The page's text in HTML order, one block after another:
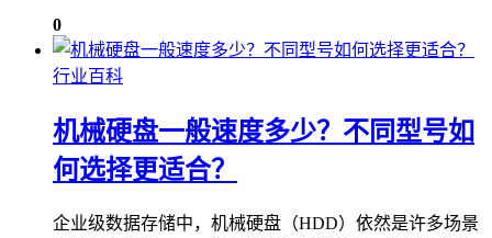
0
行业百科
机械硬盘一般速度多少？不同型号如
何选择更适合？
企业级数据存储中，机械硬盘（HDD）依然是许多场景